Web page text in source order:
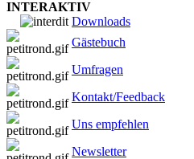
INTERAKTIV
Downloads
Gästebuch
Umfragen
Kontakt/Feedback
Uns empfehlen
Newsletter